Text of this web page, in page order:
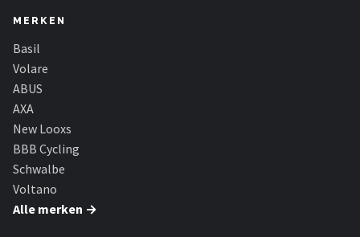
MERKEN
Basil
Volare
ABUS
AXA
New Looxs
BBB Cycling
Schwalbe
Voltano
Alle merken →